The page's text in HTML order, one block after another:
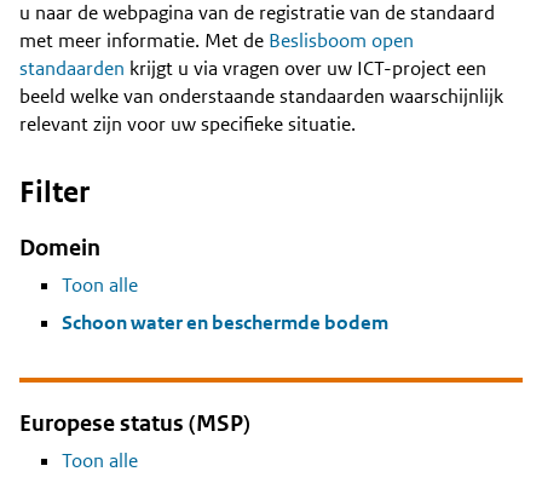
u naar de webpagina van de registratie van de standaard
met meer informatie. Met de Beslisboom open
standaarden krijgt u via vragen over uw ICT-project een
beeld welke van onderstaande standaarden waarschijnlijk
relevant zijn voor uw specifieke situatie.
Filter
Domein
Toon alle
Schoon water en beschermde bodem
Europese status (MSP)
Toon alle